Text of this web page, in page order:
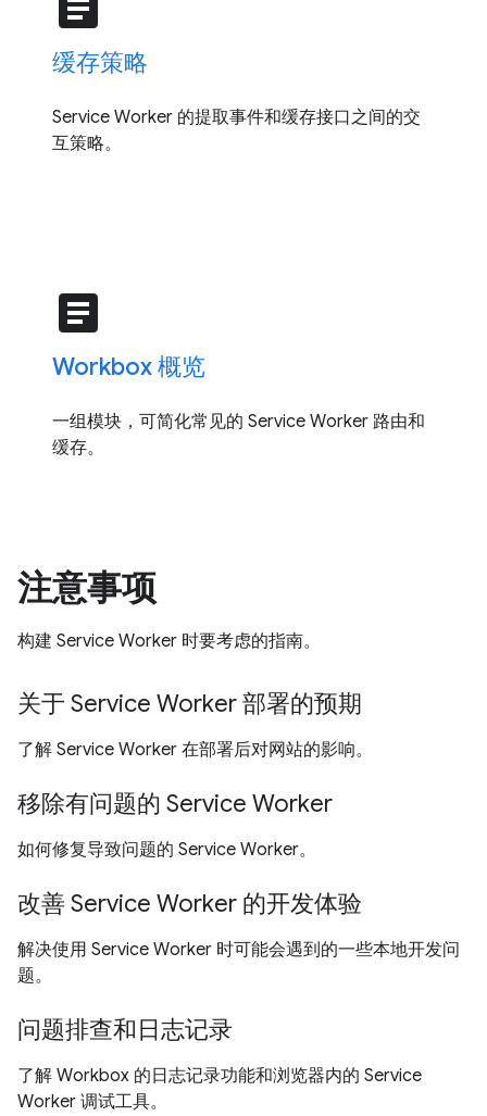
缓存策略
Service Worker 的提取事件和缓存接口之间的交
互策略。
article
Workbox 概览
一组模块，可简化常见的 Service Worker 路由和
缓存。
注意事项
构建 Service Worker 时要考虑的指南。
关于 Service Worker 部署的预期
了解 Service Worker 在部署后对网站的影响。
移除有问题的 Service Worker
如何修复导致问题的 Service Worker。
改善 Service Worker 的开发体验
解决使用 Service Worker 时可能会遇到的一些本地开发问
题。
问题排查和日志记录
了解 Workbox 的日志记录功能和浏览器内的 Service
Worker 调试工具。